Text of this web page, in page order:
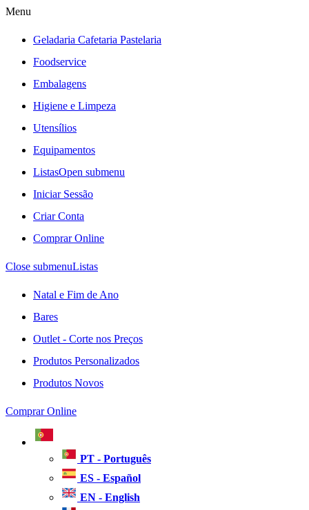
Menu
Geladaria Cafetaria Pastelaria
Foodservice
Embalagens
Higiene e Limpeza
Utensílios
Equipamentos
ListasOpen submenu
Iniciar Sessão
Criar Conta
Comprar Online
Close submenuListas
Natal e Fim de Ano
Bares
Outlet - Corte nos Preços
Produtos Personalizados
Produtos Novos
Comprar Online
PT - Português
ES - Español
EN - English